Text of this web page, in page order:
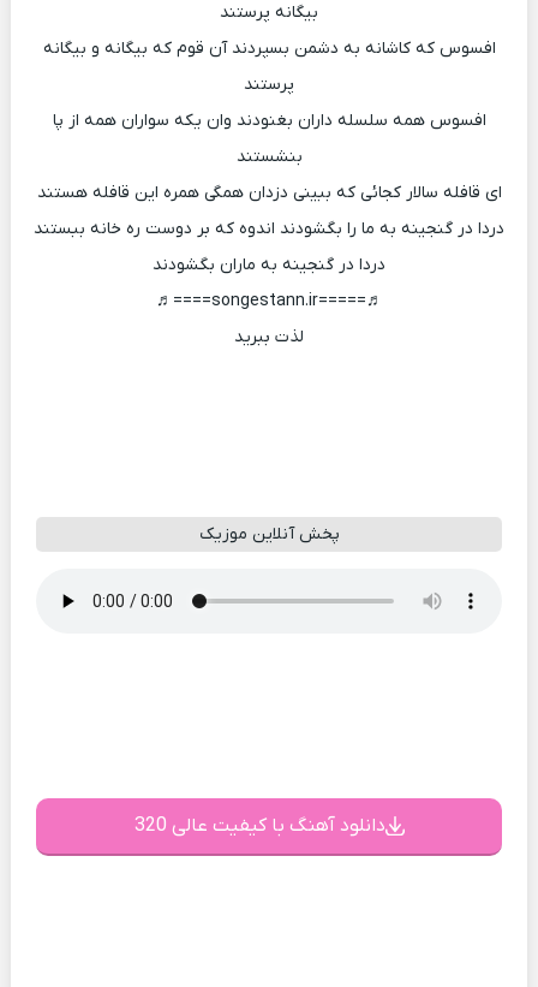
بیگانه پرستند
افسوس که کاشانه به دشمن بسپردند آن قوم که بیگانه و بیگانه
پرستند
افسوس همه سلسله داران بغنودند وان یکه سواران همه از پا
بنشستند
ای قافله سالار کجائی که ببینی دزدان همگی همره این قافله هستند
دردا در گنجینه به ما را بگشودند اندوه که بر دوست ره خانه ببستند
دردا در گنجینه به ماران بگشودند
♬=====songestann.ir====♬
لذت ببرید
پخش آنلاین موزیک
دانلود آهنگ با کیفیت عالی 320